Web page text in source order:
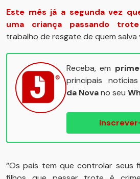
Este mês já a segunda vez
uma criança passando trote
trabalho de resgate de quem salva
Receba, em
principais
da Novano seu
“Os pais tem que controlar seus